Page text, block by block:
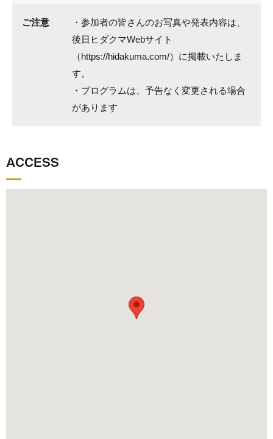
ご注意
・参加者の皆さんのお写真や発表内容は、
後日ヒダクマWebサイト
（https://hidakuma.com/）に掲載いたしま
す。
・プログラムは、予告なく変更される場合
があります
ACCESS